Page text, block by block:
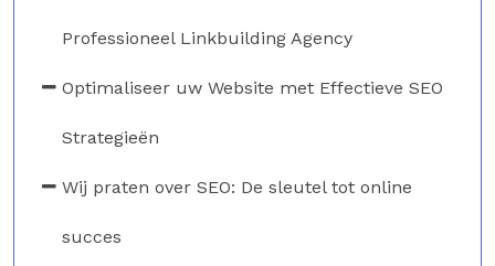
Professioneel Linkbuilding Agency
Optimaliseer uw Website met Effectieve SEO
Strategieën
Wij praten over SEO: De sleutel tot online
succes